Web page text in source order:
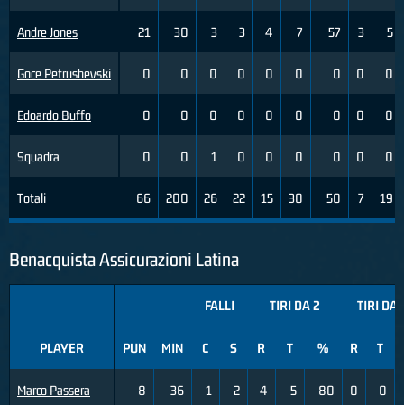
Andre Jones
Goce Petrushevski
Edoardo Buffo
Squadra
Totali
21 30 3 3 4 7 57 3 5
0 0 0 0 0 0 0 0 0
0 0 0 0 0 0 0 0 0
0 0 1 0 0 0 0 0 0
66 200 26 22 15 30 50 7 19
Benacquista Assicurazioni Latina
PLAYER
Marco Passera
FALLI TIRI DA 2 TIRI DA
PUN MIN C S R T % R T
8 36 1 2 4 5 80 0 0